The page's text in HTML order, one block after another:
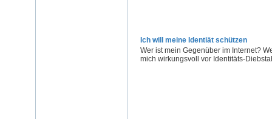
Ich will meine Identiät schützen
Wer ist mein Gegenüber im Internet?
mich wirkungsvoll vor Identitäts-